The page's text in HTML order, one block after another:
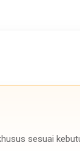
sesuai